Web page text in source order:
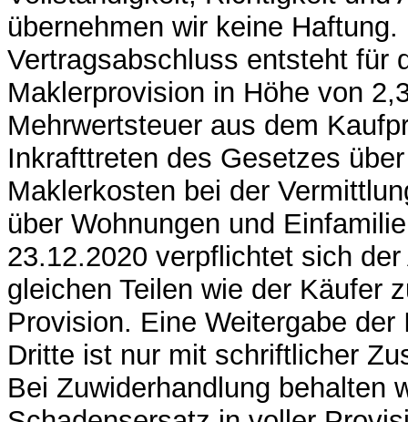
übernehmen wir keine Haftung.
Vertragsabschluss entsteht für
Maklerprovision in Höhe von
Mehrwertsteuer aus dem
Inkrafttreten des Gesetzes
Maklerkosten bei der
über Wohnungen und
23.12.2020 verpflichtet sich
gleichen Teilen wie der Käufer
Provision. Eine Weitergabe der
Dritte ist nur mit schriftlicher
Bei Zuwiderhandlung behalten